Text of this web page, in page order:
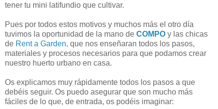
tener tu mini latifundio que cultivar.
Pues por todos estos motivos y muchos más el otro día
tuvimos la oportunidad de la mano de COMPO y las chicas
de Rent a Garden, que nos enseñaran todos los pasos,
materiales y procesos necesarios para que podamos crear
nuestro huerto urbano en casa.
Os explicamos muy rápidamente todos los pasos a que
debéis seguir. Os puedo asegurar que son mucho más
fáciles de lo que, de entrada, os podéis imaginar: